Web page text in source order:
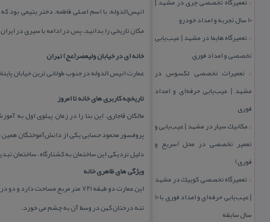
::
۱۰ سال تجربه و امداد خودرو
:: تعمیرگاه هایما در مشهد | عیب‌یابی
تخصصی و امداد فوری
:: تعمیرات تخصصی لكسوس در
مشهد | عیب‌یابی حرفه‌ای و امداد
فوری
:: مكانیك سیار در مشهد | عیب‌یابی و
تعمیر تخصصی در محل (سریع و
فوری)
:: تعمیرگاه تخصصی كوییك در مشهد
| عیب‌یابی حرفه‌ای و امداد فوری با ۱۰
سال سابقه
انیس‌الدوله، با اسم اصلی فاطمه، دختر یتیمی
مكان تاریخی را بدانید، پس در ادامه با سیری در
خانه ای در خیابان ولیعصر(عج) تهران
عمارت انیس الدوله در جنوب طولانی ترین خیابان
تاریخچه كاربری های خانه تا امروز
مالكان قاجاری، این بنا را در زمان پهلوی اول
دلیل نزدیكی این ساختمان به كشتارگاه ، ساختمان
ویژگی های ظاهری خانه
این عمارت دو طبقه ۷۲۱ متر
تنه درختان كهن در وسط آن به چشم می خورد.